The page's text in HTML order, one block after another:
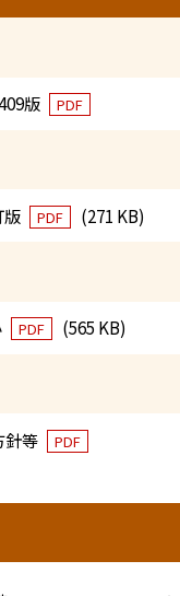
版 PDF
版 PDF (271 KB)
PDF (565 KB)
針等 PDF